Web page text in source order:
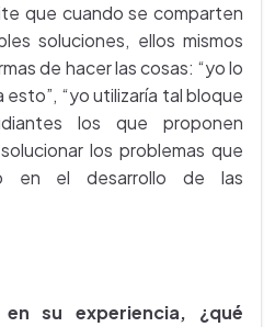
que cuando se comparten
soluciones, ellos mismos
de hacer las cosas: “yo lo
esto”, “yo utilizaría tal bloque
los que proponen
los problemas que
en el desarrollo de las
en su experiencia, ¿qué